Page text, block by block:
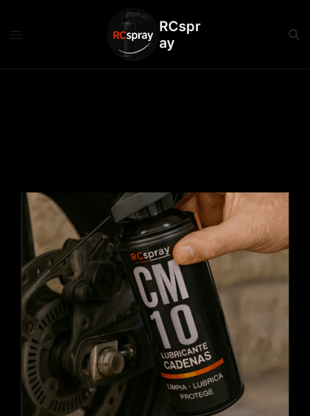
RCspr
ay